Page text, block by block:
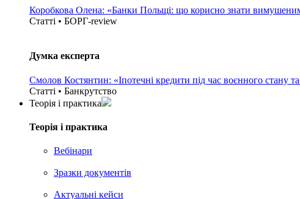
Коробкова Олена: «Банки Польщі: що корисно знати
Статті • БОРГ-review
Думка експерта
Смолов Костянтин: «Іпотечні кредити під час воєнного стану
Статті • Банкрутство
Теорія i практика
Теорія i практика
Вебінари
Зразки документів
Актуальні кейси